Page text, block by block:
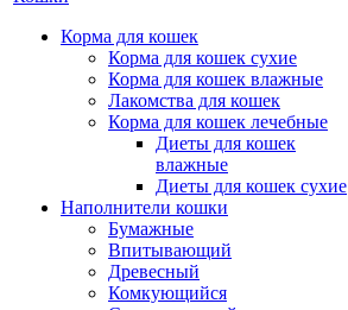
Корма для кошек
Корма для кошек сухие
Корма для кошек влажные
Лакомства для кошек
Корма для кошек лечебные
Диеты для кошек
влажные
Диеты для кошек сухие
Наполнители кошки
Бумажные
Впитывающий
Древесный
Комкующийся